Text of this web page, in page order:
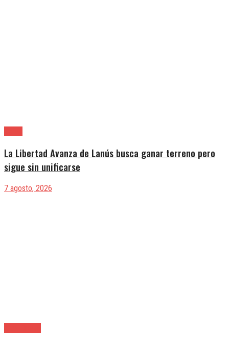
La Libertad Avanza de Lanús busca ganar terreno pero
sigue sin unificarse
7 agosto, 2026